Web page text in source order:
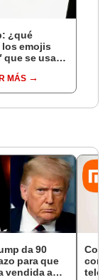
¿qué
emojis
que se usan
MÁS
da 90
para que
vendida a